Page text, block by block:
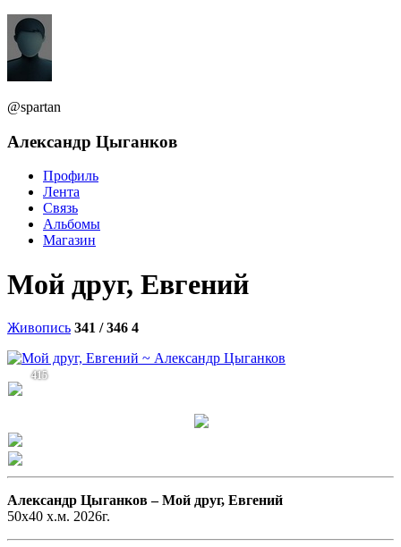
@spartan
Александр Цыганков
Профиль
Лента
Связь
Альбомы
Магазин
Мой друг, Евгений
Живопись 341 / 346 4
415
Александр Цыганков –Мой друг, Евгений
50х40 х.м. 2026г.